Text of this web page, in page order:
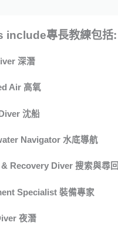
include專長教練包括:
深潛
Air 高氧
沈船
Navigator 水底導航
Recovery Diver 搜索與尋回
Specialist 裝備專家
夜潛